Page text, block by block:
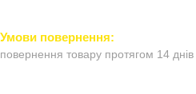
повернення товару протягом 14 днів